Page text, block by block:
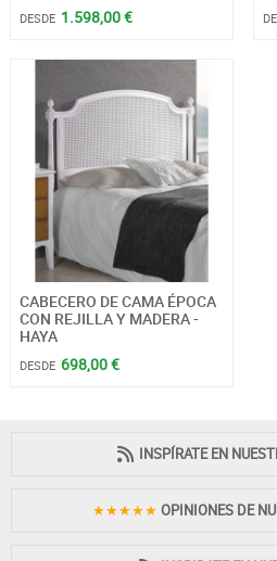
DESDE 1.598,00 €
CABECERO DE CAMA ÉPOCA
CON REJILLA Y MADERA -
HAYA
DESDE 698,00 €
INSPÍRATE EN
★★★★★ OPINIONES DE